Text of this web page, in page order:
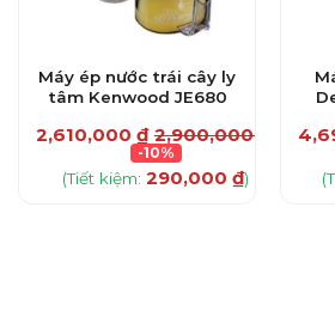
Máy ép nước trái cây ly
tâm Kenwood JE680
2,610,000 ₫ 2,900,000
-10%
(Tiết kiệm:290,000₫)